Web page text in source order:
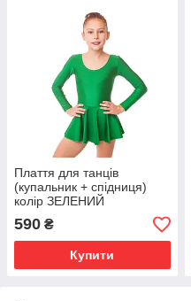
Плаття для танців
(купальник + спідниця)
колір ЗЕЛЕНИЙ
590 ₴
Купити